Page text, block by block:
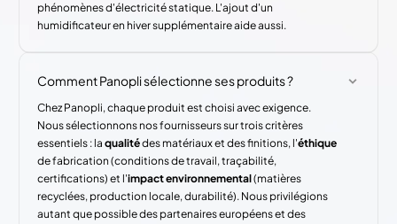
phénomènes d'électricité statique. L'ajout d'un
humidificateur en hiver supplémentaire aide aussi.
Comment Panopli sélectionne ses produits ?
Chez Panopli, chaque produit est choisi avec exigence.
Nous sélectionnons nos fournisseurs sur trois critères
essentiels : laqualitédes matériaux et des finitions, l'éthique
de fabrication (conditions de travail, traçabilité,
certifications) et l'impact environnemental(matières
recyclées, production locale, durabilité). Nous privilégions
autant que possible des partenaires européens et des